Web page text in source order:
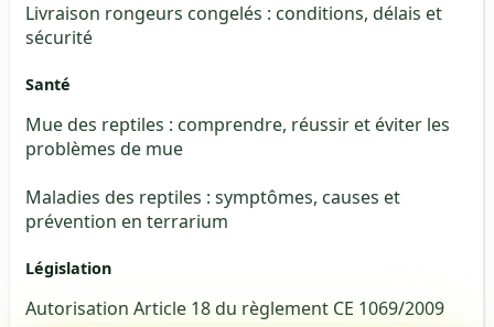
Livraison rongeurs congelés : conditions, délais et
sécurité
Santé
Mue des reptiles : comprendre, réussir et éviter les
problèmes de mue
Maladies des reptiles : symptômes, causes et
prévention en terrarium
Législation
Autorisation Article 18 du règlement CE 1069/2009